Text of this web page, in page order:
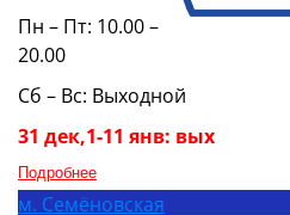
Пн – Пт: 10.00 –
20.00
Сб – Вс: Выходной
31 дек,1-11 янв: вых
Подробнее
м. Семёновская